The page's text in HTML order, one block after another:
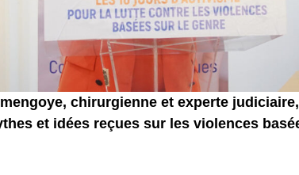
chirurgienne et experte
et idées reçues sur les violences